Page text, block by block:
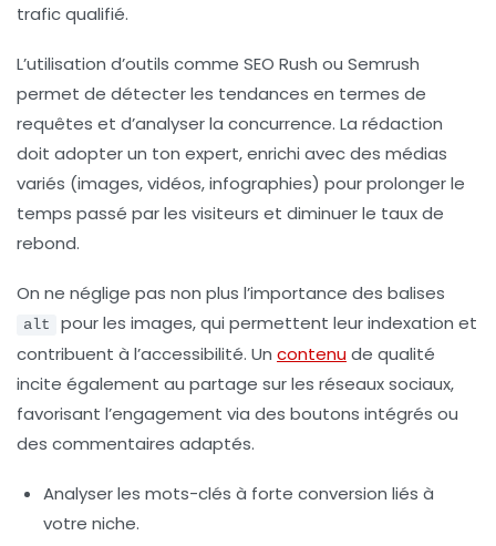
trafic qualifié.
L’utilisation d’outils comme SEO Rush ou Semrush
permet de détecter les tendances en termes de
requêtes et d’analyser la concurrence. La rédaction
doit adopter un ton expert, enrichi avec des médias
variés (images, vidéos, infographies) pour prolonger le
temps passé par les visiteurs et diminuer le taux de
rebond.
On ne néglige pas non plus l’importance des balises
alt
pour les images, qui permettent leur indexation et
contribuent à l’accessibilité. Un contenude qualité
incite également au partage sur les réseaux sociaux,
favorisant l’engagement via des boutons intégrés ou
des commentaires adaptés.
Analyser les mots-clés à forte conversion liés à
votre niche.